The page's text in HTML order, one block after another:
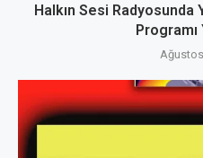
Halkın Sesi Radyosunda
Programı